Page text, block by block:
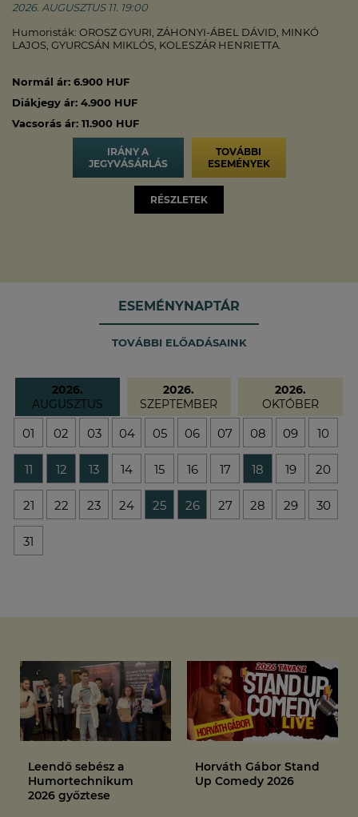
2026. AUGUSZTUS 11. 19:00
Humoristák: OROSZ GYURI, ZÁHONYI-ÁBEL DÁVID, MINKÓ
LAJOS, GYURCSÁN MIKLÓS, KOLESZÁR HENRIETTA.
Normál ár: 6.900 HUF
Diákjegy ár: 4.900 HUF
Vacsorás ár: 11.900 HUF
IRÁNY A
JEGYVÁSÁRLÁS
TOVÁBBI
ESEMÉNYEK
RÉSZLETEK
ESEMÉNYNAPTÁR
TOVÁBBI ELŐADÁSAINK
2026.
AUGUSZTUS
2026.
SZEPTEMBER
2026.
OKTÓBER
01 02 03 04 05 06 07 08 09 10
11 12 13 14 15 16 17 18 19 20
21 22 23 24 25 26 27 28 29 30
31
Leendő sebész a
Humortechnikum
2026 győztese
Horváth Gábor Stand
Up Comedy 2026